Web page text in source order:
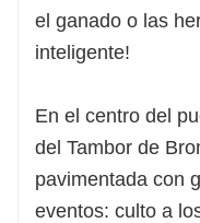
el ganado o las
inteligente!
En el centro del
del Tambor de
pavimentada con
eventos: culto a